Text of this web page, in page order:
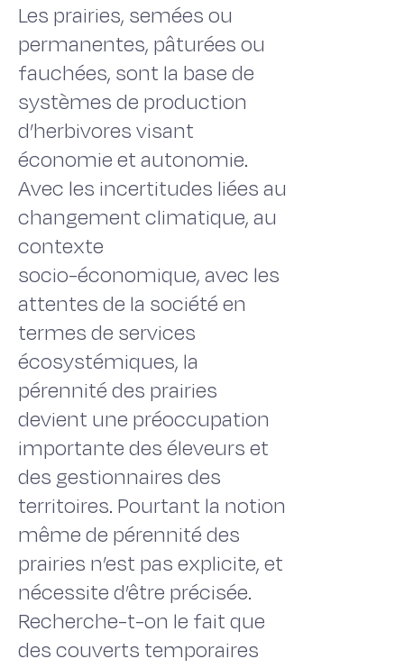
Les prairies, semées ou
permanentes, pâturées ou
fauchées, sont la base de
systèmes de production
d’herbivores visant
économie et autonomie.
Avec les incertitudes liées au
changement climatique, au
contexte
socio-économique, avec les
attentes de la société en
termes de services
écosystémiques, la
pérennité des prairies
devient une préoccupation
importante des éleveurs et
des gestionnaires des
territoires. Pourtant la notion
même de pérennité des
prairies n’est pas explicite, et
nécessite d’être précisée.
Recherche-t-on le fait que
des couverts temporaires